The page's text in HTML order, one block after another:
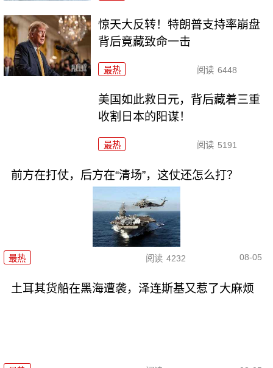
惊天大反转！特朗普支持率崩盘
背后竟藏致命一击
最热 阅读 6448
美国如此救日元，背后藏着三重
收割日本的阳谋！
最热 阅读 5191
前方在打仗，后方在“清场”，这仗还怎么打？
最热 阅读 4232 08-05
土耳其货船在黑海遭袭，泽连斯基又惹了大麻烦